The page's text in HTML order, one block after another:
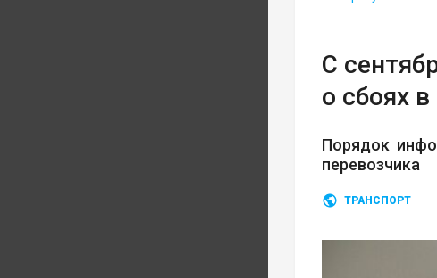
С
о сбоях
Порядок
перевозчика
ТРАНСПОРТ